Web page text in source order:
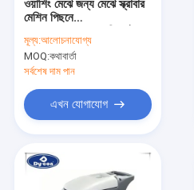
ওয়াশিং মেঝে জন্য মেঝে স্ক্রাবার
মেশিন পিছনে
ওয়াক
মূল্য:আলোচনাযোগ্য
MOQ:কথাবার্তা
সর্বশেষ দাম পান
এখন যোগাযোগ